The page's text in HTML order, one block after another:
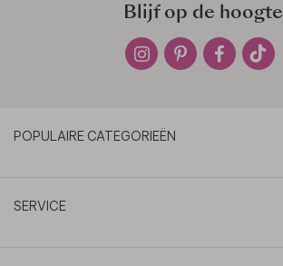
Blijf op de hoogte
POPULAIRE CATEGORIEËN
SERVICE